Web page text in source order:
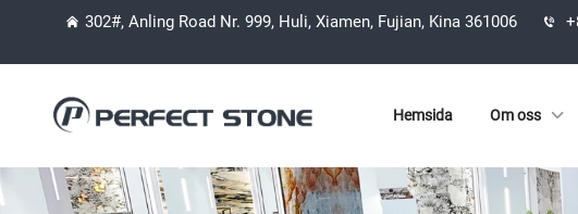
302#, Anling Road Nr. 999, Huli, Xiamen, Fujian, Kina 361006
Hemsida Om oss